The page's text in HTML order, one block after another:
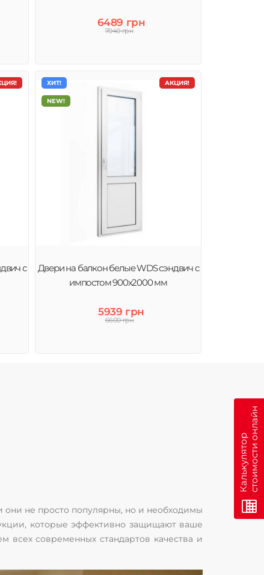
6489 грн
7040 грн
с
АКЦИЯ!
ХИТ!
NEW!
Двери на балкон белые WDS сэндвич с
импостом 900x2000 мм
5939 грн
6600 грн
они не просто популярны, но и необходимы
которые эффективно защищают ваше
современных стандартов качества и
К
а
л
ь
к
у
л
я
т
о
р
с
т
о
и
м
о
с
т
и
о
н
л
а
йн